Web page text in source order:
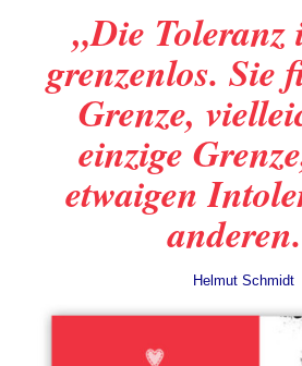
„Die Toleranz
grenzenlos. Sie
Grenze,
einzige
etwaigen
Helmut Schmidt